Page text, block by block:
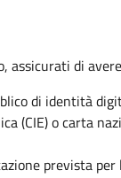
assicurati di
di identità
(CIE) o carta
prevista per